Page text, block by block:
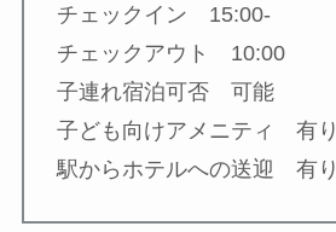
チェックイン 15:00-
チェックアウト 10:00
子連れ宿泊可否 可能
子ども向けアメニティ 有り
駅からホテルへの送迎 有り